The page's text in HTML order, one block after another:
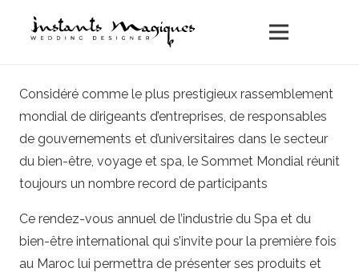
Considéré comme le plus prestigieux rassemblement
mondial de dirigeants d’entreprises, de responsables
de gouvernements et d’universitaires dans le secteur
du bien-être, voyage et spa, le Sommet Mondial réunit
toujours un nombre record de participants
Ce rendez-vous annuel de l’industrie du Spa et du
bien-être international qui s’invite pour la première fois
au Maroc lui permettra de présenter ses produits et